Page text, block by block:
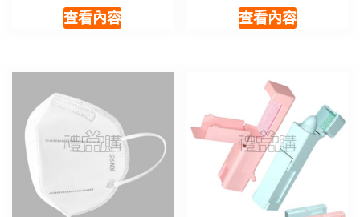
查看內容 查看內容